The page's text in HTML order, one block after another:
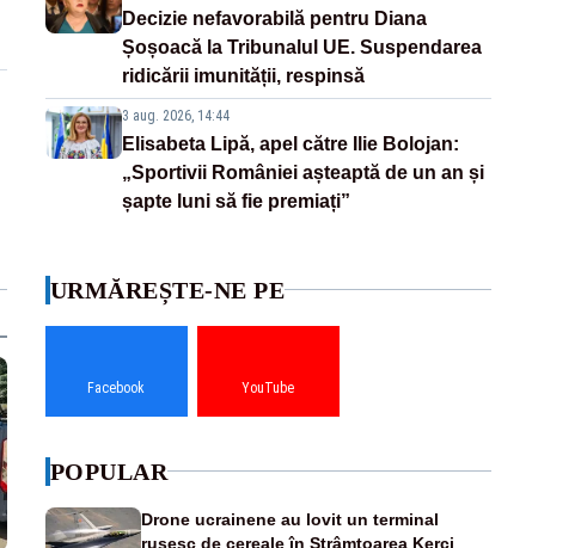
Decizie nefavorabilă pentru Diana
Șoșoacă la Tribunalul UE. Suspendarea
ridicării imunității, respinsă
3 aug. 2026, 14:44
Elisabeta Lipă, apel către Ilie Bolojan:
„Sportivii României așteaptă de un an și
șapte luni să fie premiați”
URMĂREȘTE-NE PE
Facebook YouTube
POPULAR
Drone ucrainene au lovit un terminal
rusesc de cereale în Strâmtoarea Kerci